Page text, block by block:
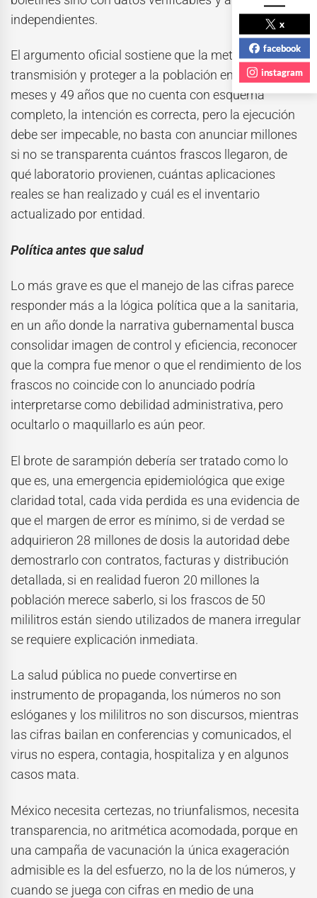
independientes.
El argumento oficial sostiene que la meta es frenar la
transmisión y proteger a la población entre seis
meses y 49 años que no cuenta con esquema
completo, la intención es correcta, pero la ejecución
debe ser impecable, no basta con anunciar millones
si no se transparenta cuántos frascos llegaron, de
qué laboratorio provienen, cuántas aplicaciones
reales se han realizado y cuál es el inventario
actualizado por entidad.
Política antes que salud
Lo más grave es que el manejo de las cifras parece
responder más a la lógica política que a la sanitaria,
en un año donde la narrativa gubernamental busca
consolidar imagen de control y eficiencia, reconocer
que la compra fue menor o que el rendimiento de los
frascos no coincide con lo anunciado podría
interpretarse como debilidad administrativa, pero
ocultarlo o maquillarlo es aún peor.
El brote de sarampión debería ser tratado como lo
que es, una emergencia epidemiológica que exige
claridad total, cada vida perdida es una evidencia de
que el margen de error es mínimo, si de verdad se
adquirieron 28 millones de dosis la autoridad debe
demostrarlo con contratos, facturas y distribución
detallada, si en realidad fueron 20 millones la
población merece saberlo, si los frascos de 50
mililitros están siendo utilizados de manera irregular
se requiere explicación inmediata.
La salud pública no puede convertirse en
instrumento de propaganda, los números no son
eslóganes y los mililitros no son discursos, mientras
las cifras bailan en conferencias y comunicados, el
virus no espera, contagia, hospitaliza y en algunos
casos mata.
México necesita certezas, no triunfalismos, necesita
transparencia, no aritmética acomodada, porque en
una campaña de vacunación la única exageración
admisible es la del esfuerzo, no la de los números, y
cuando se juega con cifras en medio de una
x
facebook
instagram